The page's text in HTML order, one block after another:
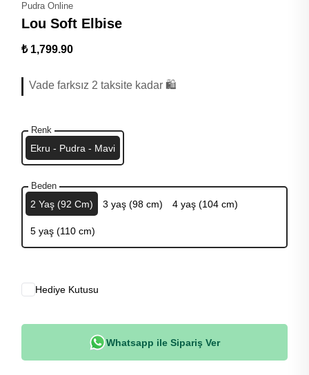
Pudra Online
Lou Soft Elbise
₺ 1,799.90
Vade farksız 2 taksite kadar 🛍️
Renk
Ekru - Pudra - Mavi
Beden
2 Yaş (92 Cm) 3 yaş (98 cm) 4 yaş (104 cm)
5 yaş (110 cm)
Hediye Kutusu
Whatsapp ile Sipariş Ver